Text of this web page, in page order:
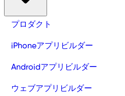
プロダクト
iPhoneアプリビルダー
Androidアプリビルダー
ウェブアプリビルダー